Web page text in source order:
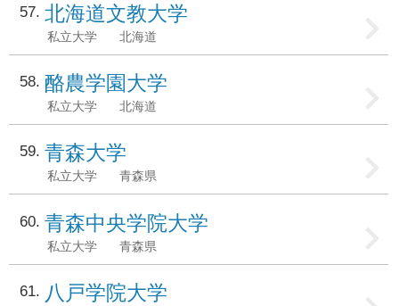
57 北海道文教大学
私立大学 北海道
58 酪農学園大学
私立大学 北海道
59 青森大学
私立大学 青森県
60 青森中央学院大学
私立大学 青森県
61 八戸学院大学